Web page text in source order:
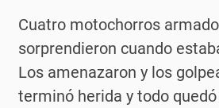
Cuatro motochorros
sorprendieron cuando
Los amenazaron y los
terminó herida y todo